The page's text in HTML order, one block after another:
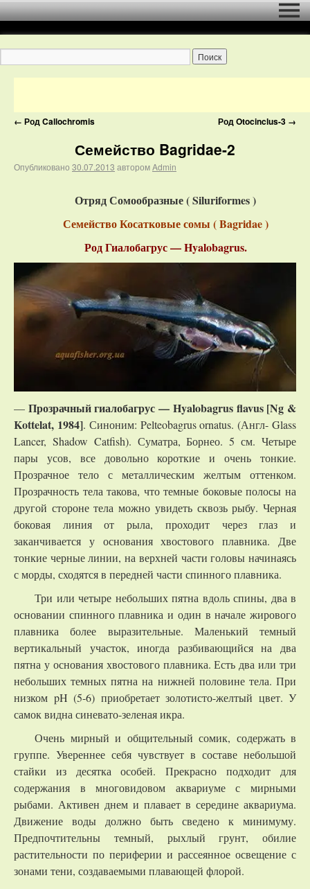
← Род Callochromis Род Otocinclus-3 →
Семейство Bagridae-2
Опубликовано 30.07.2013 авторомAdmin
Отряд Сомообразные ( Siluriformes )
Семейство Косатковые сомы ( Bagridae )
Род Гиалобагрус — Hyalobagrus.
— Прозрачный гиалобагрус — Hyalobagrus flavus [Ng &
Kottelat, 1984]. Синоним: Pelteobagrus ornatus. (Англ- Glass
Lancer, Shadow Catfish). Суматра, Борнео. 5 см. Четыре
пары усов, все довольно короткие и очень тонкие.
Прозрачное тело с металлическим желтым оттенком.
Прозрачность тела такова, что темные боковые полосы на
другой стороне тела можно увидеть сквозь рыбу. Черная
боковая линия от рыла, проходит через глаз и
заканчивается у основания хвостового плавника. Две
тонкие черные линии, на верхней части головы начинаясь
с морды, сходятся в передней части спинного плавника.
Три или четыре небольших пятна вдоль спины, два в
основании спинного плавника и один в начале жирового
плавника более выразительные. Маленький темный
вертикальный участок, иногда разбивающийся на два
пятна у основания хвостового плавника. Есть два или три
небольших темных пятна на нижней половине тела. При
низком pH (5-6) приобретает золотисто-желтый цвет. У
самок видна синевато-зеленая икра.
Очень мирный и общительный сомик, содержать в
группе. Увереннее себя чувствует в составе небольшой
стайки из десятка особей. Прекрасно подходит для
содержания в многовидовом аквариуме с мирными
рыбами. Активен днем и плавает в середине аквариума.
Движение воды должно быть сведено к минимуму.
Предпочтительны темный, рыхлый грунт, обилие
растительности по периферии и рассеянное освещение с
зонами тени, создаваемыми плавающей флорой.